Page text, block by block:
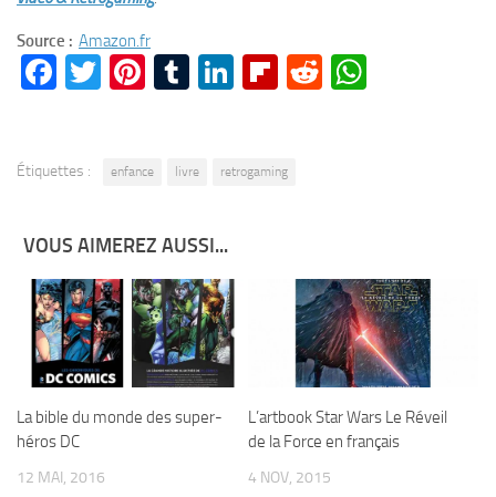
Source : Amazon.fr
Facebook
TwitterPinterest
TumblrLinkedIn
Flipboard
Reddit
Étiquettes : enfance livre retrogaming
VOUS AIMEREZ AUSSI...
La bible du monde des super-
héros DC
12 MAI, 2016
L’artbook Star Wars Le Réveil
de la Force en français
4 NOV, 2015